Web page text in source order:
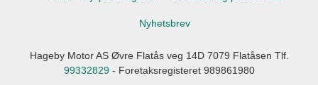
Nyhetsbrev
Hageby Motor AS Øvre Flatås veg 14D 7079 Flatåsen Tlf.
99332829- Foretaksregisteret 989861980